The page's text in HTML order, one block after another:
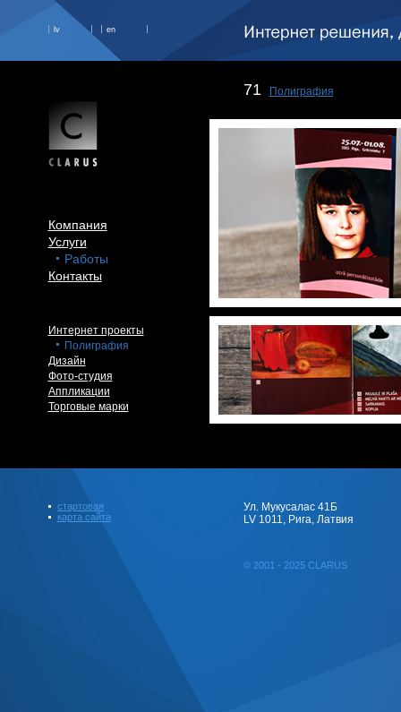
lv en
Компания
Услуги
Работы
Контакты
Интернет проекты
Полиграфия
Дизайн
Фото-студия
Аппликации
Торговые марки
71 Полиграфия
стартовая
карта сайта
Ул. Мукусалас 41Б
LV 1011, Рига, Латвия
© 2001 - 2025 CLARUS